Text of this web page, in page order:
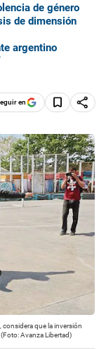
de género
de dimensión
argentino
en
considera que la inversión
Avanza Libertad)